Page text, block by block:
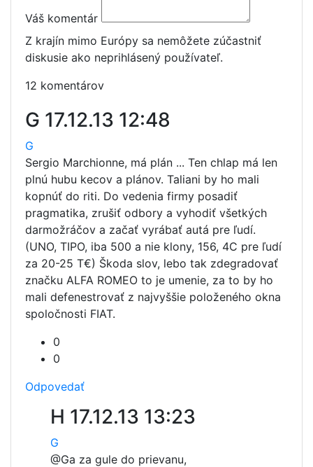
Váš komentár
Z krajín mimo Európy sa nemôžete zúčastniť
diskusie ako neprihlásený používateľ.
12 komentárov
G 17.12.13 12:48
G
Sergio Marchionne, má plán ... Ten chlap má len
plnú hubu kecov a plánov. Taliani by ho mali
kopnúť do riti. Do vedenia firmy posadiť
pragmatika, zrušiť odbory a vyhodiť všetkých
darmožráčov a začať vyrábať autá pre ľudí.
(UNO, TIPO, iba 500 a nie klony, 156, 4C pre ľudí
za 20-25 T€) Škoda slov, lebo tak zdegradovať
značku ALFA ROMEO to je umenie, za to by ho
mali defenestrovať z najvyššie položeného okna
spoločnosti FIAT.
0
0
Odpovedať
H 17.12.13 13:23
G
@Ga za gule do prievanu,